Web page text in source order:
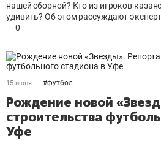
нашей сборной? Кто из игроков
удивить? Об этом рассуждают
0
15 июня #футбол
Рождение новой
строительства
Уфе